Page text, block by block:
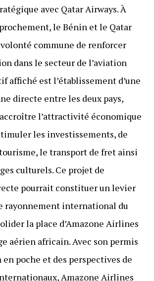
avec Qatar Airways. À
le Bénin et le Qatar
commune de renforcer
dans le secteur de l’aviation
affiché est l’établissement d’une
directe entre les deux pays,
l’attractivité économique
les investissements, de
le transport de fret ainsi
culturels. Ce projet de
pourrait constituer un levier
rayonnement international du
la place d’Amazone Airlines
aérien africain. Avec son permis
poche et des perspectives de
Amazone Airlines